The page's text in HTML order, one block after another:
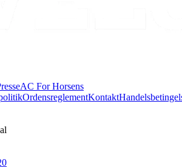
AC For Horsens
OrdensreglementKontakt